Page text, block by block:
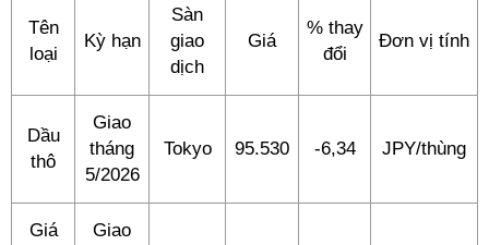
Tên
loại
Kỳ hạn
Sàn
giao
dịch
Giá
% thay
đổi
Đơn vị tính
Dầu
thô
Giao
tháng
5/2026
Tokyo 95.530 -6,34 JPY/thùng
Giá
Giao